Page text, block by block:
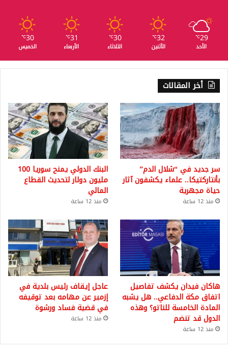
29
℃
الأحد
32
℃
الأثنين
30
℃
الثلاثاء
31
℃
الأربعاء
30
℃
الخميس
أخر المقالات
سر جديد في “شلال الدم”
بأنتاركتيكا.. علماء يكشفون آثار
حياة مجهرية
منذ 12 ساعة
البنك الدولي يمنح سوريا 100
مليون دولار لتحديث القطاع
المالي
منذ 12 ساعة
هاكان فيدان يكشف تفاصيل
اتفاق مكة الدفاعي.. هل يشبه
المادة الخامسة للناتو؟ وهذه
الدول قد تنضم
منذ 12 ساعة
عاجل إيقاف رئيس بلدية في
إزمير عن مهامه بعد توقيفه
في قضية فساد ورشوة
منذ 12 ساعة